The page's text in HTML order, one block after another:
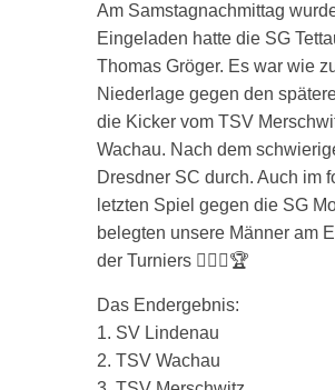
Am Samstagnachmittag
Eingeladen hatte die SG
Thomas Gröger. Es war wie
Niederlage gegen den
die Kicker vom TSV
Wachau. Nach dem
Dresdner SC durch. Auch im
letzten Spiel gegen die SG
belegten unsere Männer am
der Turniers 👍🏻💚🏆
Das Endergebnis:
1. SV Lindenau
2. TSV Wachau